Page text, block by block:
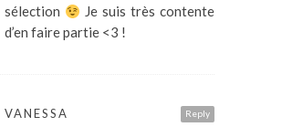
sélection
Je suis très contente
d’en faire partie <3 !
Reply
VANESSA